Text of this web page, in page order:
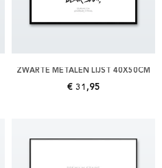
ZWARTE METALEN LIJST 40X50CM
€ 31,95